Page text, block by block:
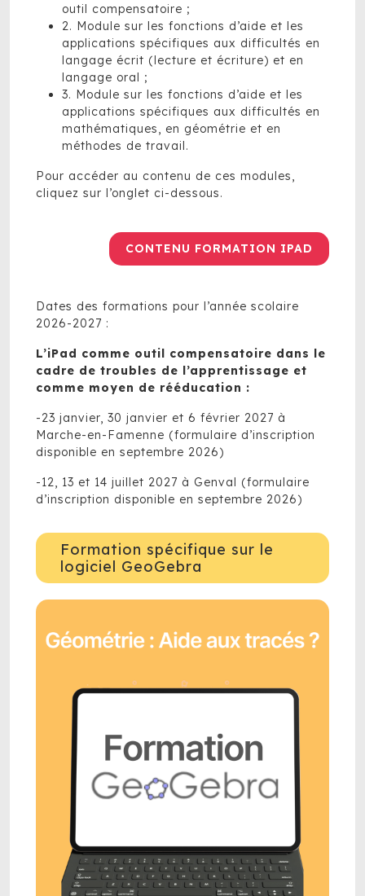
outil compensatoire ;
2. Module sur les fonctions d’aide et les
applications spécifiques aux difficultés en
langage écrit (lecture et écriture) et en
langage oral ;
3. Module sur les fonctions d’aide et les
applications spécifiques aux difficultés en
mathématiques, en géométrie et en
méthodes de travail.
Pour accéder au contenu de ces modules,
cliquez sur l’onglet ci-dessous.
CONTENU FORMATION IPAD
Dates des formations pour l’année scolaire
2026-2027 :
L’iPad comme outil compensatoire dans le
cadre de troubles de l’apprentissage et
comme moyen de rééducation :
-23 janvier, 30 janvier et 6 février 2027 à
Marche-en-Famenne (formulaire d’inscription
disponible en septembre 2026)
-12, 13 et 14 juillet 2027 à Genval (formulaire
d’inscription disponible en septembre 2026)
Formation spécifique sur le
logiciel GeoGebra